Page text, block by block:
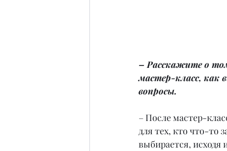
– Расскажите о
мастер-класс, как
вопросы.
– После мастер-
для тех, кто что-то
выбирается, исходя